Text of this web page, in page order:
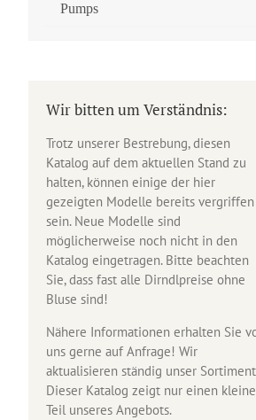
Pumps
Wir bitten um Verständnis:
Trotz unserer Bestrebung, diesen
Katalog auf dem aktuellen Stand zu
halten, können einige der hier
gezeigten Modelle bereits vergriffen
sein. Neue Modelle sind
möglicherweise noch nicht in den
Katalog eingetragen. Bitte beachten
Sie, dass fast alle Dirndlpreise ohne
Bluse sind!
Nähere Informationen erhalten Sie
uns gerne auf Anfrage! Wir
aktualisieren ständig unser
Dieser Katalog zeigt nur einen
Teil unseres Angebots.